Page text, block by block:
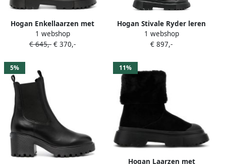
Hogan Enkellaarzen met
logogesp Zwart
1 webshop
€ 645,- € 370,-
Hogan Stivale Ryder leren
laarzen Zwart
1 webshop
€ 897,-
5% 11%
Hogan Laarzen met